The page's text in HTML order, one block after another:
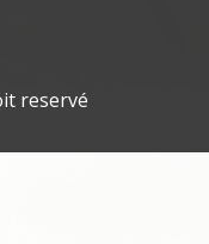
reservé